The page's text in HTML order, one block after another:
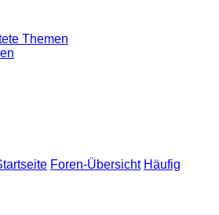
Themen
Foren-Übersicht Häufig